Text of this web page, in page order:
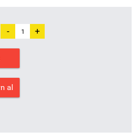
- +
al